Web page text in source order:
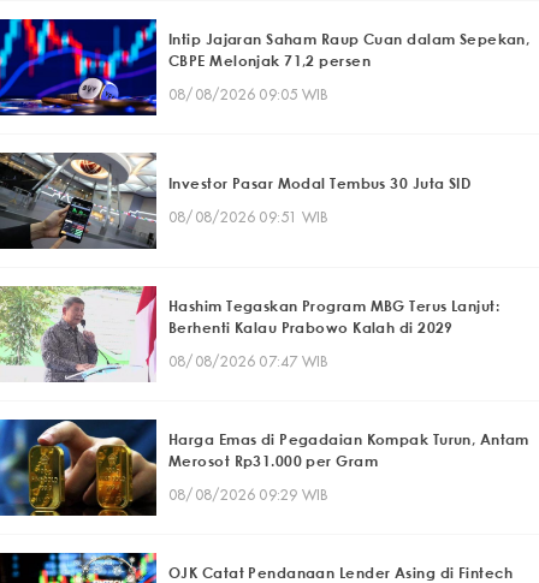
Intip Jajaran Saham Raup Cuan dalam Sepekan,
CBPE Melonjak 71,2 persen
08/08/2026 09:05 WIB
Investor Pasar Modal Tembus 30 Juta SID
08/08/2026 09:51 WIB
Hashim Tegaskan Program MBG Terus Lanjut:
Berhenti Kalau Prabowo Kalah di 2029
08/08/2026 07:47 WIB
Harga Emas di Pegadaian Kompak Turun, Antam
Merosot Rp31.000 per Gram
08/08/2026 09:29 WIB
OJK Catat Pendanaan Lender Asing di Fintech